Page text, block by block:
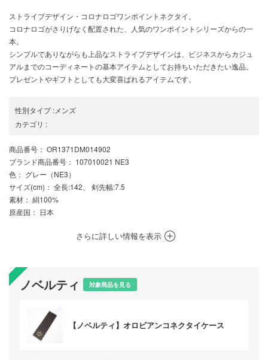
ストライプデザイン・コロナロゴワンポイントネクタイ。
コロナロゴがさりげなく配置された、人気のワンポイントシリーズからの一
本。
シンプルでありながらも上品なストライプデザインは、ビジネスからカジュ
アルまでのコーディネートの基本アイテムとしてお持ちいただきたい逸品。
プレゼントやギフトとしても大変喜ばれるアイテムです。
性別タイプ:メンズ
カテゴリ :
商品番号 ： OR1371DM014902
ブランド商品番号 ： 107010021 NE3
色 ： グレー（NE3）
サイズ(cm) ： 全長:142、 剣先幅:7.5
素材 ： 絹100%
原産国 ： 日本
さらに詳しい情報を表示
ノベルティ 対象商品を見る
【ノベルティ】オロビアンコネクタイケース